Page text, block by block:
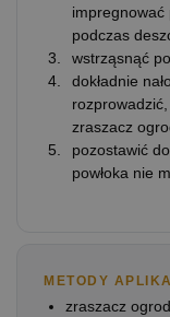
impregnować
podczas
wstrząsnąć
dokładnie
zraszacz
pozostawić
powłoka nie
METODY
zraszacz